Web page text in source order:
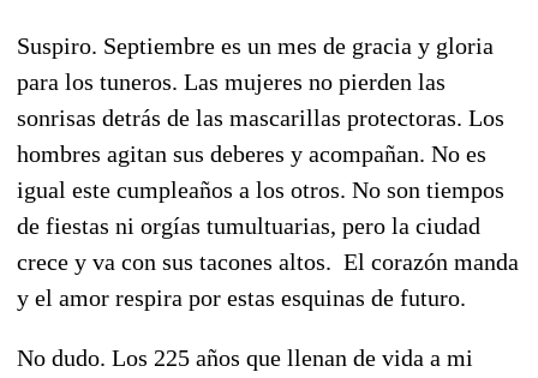
Suspiro. Septiembre es un mes de gracia y gloria
para los tuneros. Las mujeres no pierden las
sonrisas detrás de las mascarillas protectoras. Los
hombres agitan sus deberes y acompañan. No es
igual este cumpleaños a los otros. No son tiempos
de fiestas ni orgías tumultuarias, pero la ciudad
crece y va con sus tacones altos. El corazón manda
y el amor respira por estas esquinas de futuro.
No dudo. Los 225 años que llenan de vida a mi